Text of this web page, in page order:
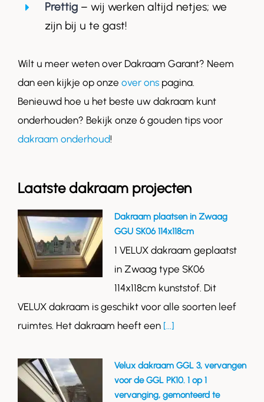
Prettig– wij werken altijd netjes; we
zijn bij u te gast!
Wilt u meer weten over Dakraam Garant? Neem
dan een kijkje op onze over ons pagina.
Benieuwd hoe u het beste uw dakraam kunt
onderhouden? Bekijk onze 6 gouden tips voor
dakraam onderhoud!
Laatste dakraam projecten
Dakraam plaatsen in Zwaag
GGU SK06 114x118cm
1 VELUX dakraam geplaatst
in Zwaag type SK06
114x118cm kunststof. Dit
VELUX dakraam is geschikt voor alle soorten leef
ruimtes. Het dakraam heeft een [...]
Velux dakraam GGL 3, vervangen
voor de GGL PK10. 1 op 1
vervanging, gemonteerd te